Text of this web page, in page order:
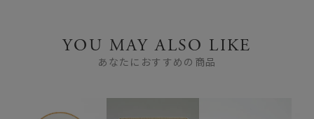
YOU MAY ALSO LIKE
あなたにおすすめの商品